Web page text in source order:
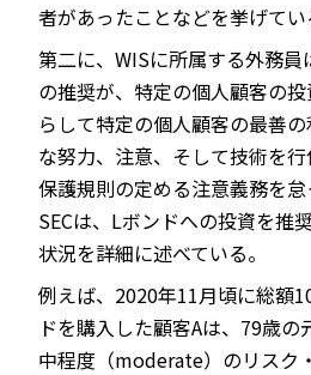
者があったことなどを挙げてい
第二に、WISに所属する外務
の推奨が、特定の個人顧客の
らして特定の個人顧客の最善
な努力、注意、そして技術を
保護規則の定める注意義務を
SECは、Lボンドへの投資を推
状況を詳細に述べている。
例えば、2020年11月頃に総額
ドを購入した顧客Aは、79歳の
中程度（moderate）のリスク